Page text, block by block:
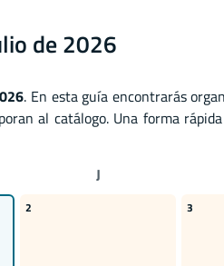
de 2026
. En esta guía encontrarás
al catálogo. Una forma
J
2 3